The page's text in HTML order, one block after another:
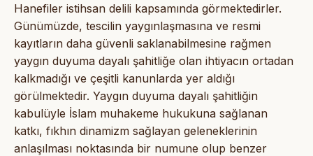
Hanefiler istihsan delili kapsamında görmektedirler.
Günümüzde, tescilin yaygınlaşmasına ve resmi
kayıtların daha güvenli saklanabilmesine rağmen
yaygın duyuma dayalı şahitliğe olan ihtiyacın ortadan
kalkmadığı ve çeşitli kanunlarda yer aldığı
görülmektedir. Yaygın duyuma dayalı şahitliğin
kabulüyle İslam muhakeme hukukuna sağlanan
katkı, fıkhın dinamizm sağlayan geleneklerinin
anlaşılması noktasında bir numune olup benzer